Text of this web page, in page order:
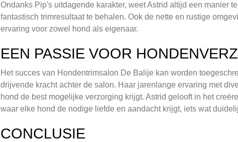
Ondanks Pip's uitdagende karakter, weet Astrid altijd een manier
fantastisch trimresultaat te behalen. Ook de nette en rustige
ervaring voor zowel hond als eigenaar.
EEN PASSIE VOOR
Het succes van Hondentrimsalon De Balije kan worden
drijvende kracht achter de salon. Haar jarenlange ervaring met
hond de best mogelijke verzorging krijgt. Astrid gelooft in het
waar elke hond de nodige liefde en aandacht krijgt, iets wat
CONCLUSIE